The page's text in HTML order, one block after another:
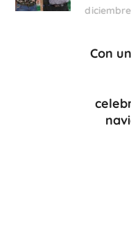
Con